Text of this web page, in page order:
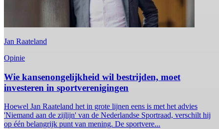
Jan Raateland
Opinie
Wie kansenongelijkheid wil bestrijden, moet
investeren in sportverenigingen
Hoewel Jan Raateland het in grote lijnen eens is met het advies
'Niemand aan de zijlijn' van de Nederlandse Sportraad, verschilt hij
op één belangrijk punt van mening. De sportvere...